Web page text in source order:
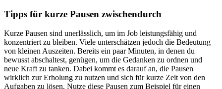
Tipps für kurze Pausen zwischendurch
Kurze Pausen sind unerlässlich, um im Job leistungsfähig und
konzentriert zu bleiben. Viele unterschätzen jedoch die Bedeutung
von kleinen Auszeiten. Bereits ein paar Minuten, in denen du
bewusst abschaltest, genügen, um die Gedanken zu ordnen und
neue Kraft zu tanken. Dabei kommt es darauf an, die Pausen
wirklich zur Erholung zu nutzen und sich für kurze Zeit von den
Aufgaben zu lösen. Nutze diese Pausen zum Beispiel für einen